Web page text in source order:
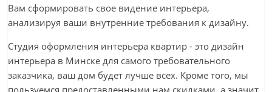
Вам сформировать свое видение интерьера,
анализируя ваши внутренние требования к дизайну.
Студия оформления интерьера квартир - это дизайн
интерьера в Минске для самого требовательного
заказчика, ваш дом будет лучше всех. Кроме того, мы
пользуемся предоставленными нам скидками, а значит,